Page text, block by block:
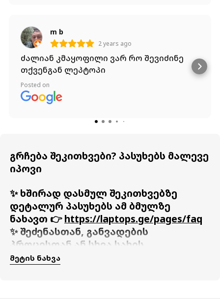
m b
2 years ago
ძალიან კმაყოფილი ვარ რო შევიძინე
თქვენგან ლეპტოპი
Posted on
გრჩება შეკითხვები? პასუხებს მალევე
იპოვი
✨ ხშირად დასმულ შეკითხვებზე
დეტალურ პასუხებს ამ ბმულზე
ნახავთ 👉https://laptops.ge/pages/faq
✨ შეძენასთან, განვადების
პროცესთან ან სხვა სახის
ანგარიშსწორების პირობებთან
to-buy
Მეტის Ნახვა